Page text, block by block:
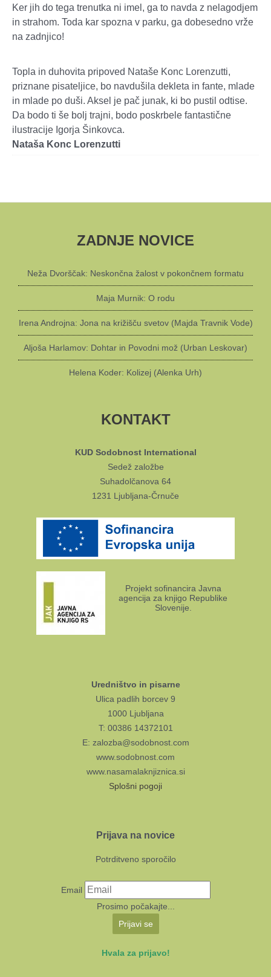
Ker jih do tega trenutka ni imel, ga to navda z nelagodjem
in strahom. Toda kar spozna v parku, ga dobesedno vrže
na zadnjico!
Topla in duhovita pripoved Nataše Konc Lorenzutti,
priznane pisateljice, bo navdušila dekleta in fante, mlade
in mlade po duši. Aksel je pač junak, ki bo pustil odtise.
Da bodo ti še bolj trajni, bodo poskrbele fantastične
ilustracije Igorja Šinkovca.
Nataša Konc Lorenzutti
ZADNJE NOVICE
Neža Dvorščak: Neskončna žalost v pokončnem formatu
Maja Murnik: O rodu
Irena Androjna: Jona na križišču svetov (Majda Travnik Vode)
Aljoša Harlamov: Dohtar in Povodni mož (Urban Leskovar)
Helena Koder: Kolizej (Alenka Urh)
KONTAKT
KUD Sodobnost International
Sedež založbe
Suhadolčanova 64
1231 Ljubljana-Črnuče
Projekt sofinancira Javna
agencija za knjigo Republike
Slovenije.
Uredništvo in pisarne
Ulica padlih borcev 9
1000 Ljubljana
T: 00386 14372101
E: zalozba@sodobnost.com
www.sodobnost.com
www.nasamalaknjiznica.si
Splošni pogoji
Prijava na novice
Potrditveno sporočilo
Email
Prosimo počakajte...
Prijavi se
Hvala za prijavo!